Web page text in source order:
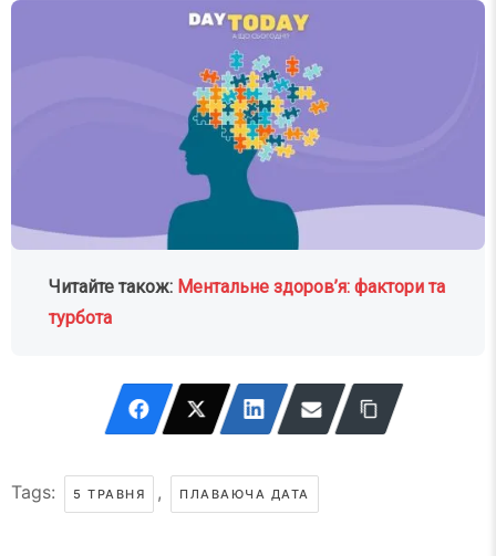
Читайте також: Ментальне здоров’я: фактори та
турбота
Tags: 5 ТРАВНЯ , ПЛАВАЮЧА ДАТА